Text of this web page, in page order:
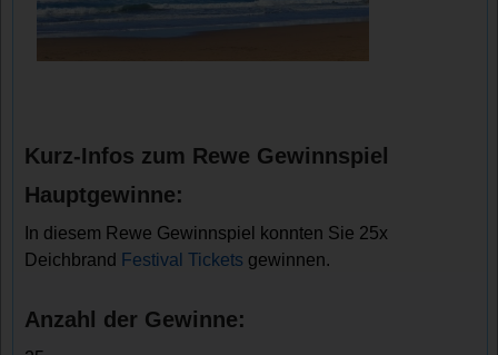
Kurz-Infos zum Rewe Gewinnspiel
Hauptgewinne:
In diesem Rewe Gewinnspiel konnten Sie 25x
Deichbrand Festival Tickets gewinnen.
Anzahl der Gewinne: